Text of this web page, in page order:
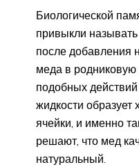
Биологической
привыкли
после добавления
меда в
подобных
жидкости образует
ячейки, и именно
решают, что мед
натуральный.